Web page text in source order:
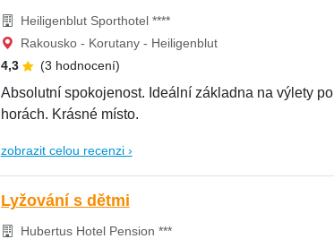
Heiligenblut Sporthotel ****
Rakousko - Korutany - Heiligenblut
4,3
(3 hodnocení)
Absolutní spokojenost. Ideální základna na výlety po
horách. Krásné místo.
zobrazit celou recenzi ›
Lyžování s dětmi
Hubertus Hotel Pension ***